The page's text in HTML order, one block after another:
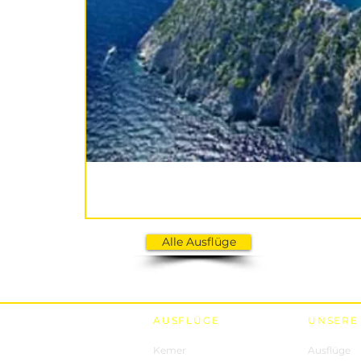
Alle Ausflüge
AUSFLÜGE
Kemer
Ausflüge